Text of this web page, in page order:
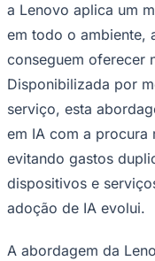
Flamengo
a Lenovo aplica um
em todo o ambiente,
conseguem oferecer
Disponibilizada por
serviço, esta
em IA com a procura
evitando gastos
dispositivos e
adoção de IA evolui.
A abordagem da